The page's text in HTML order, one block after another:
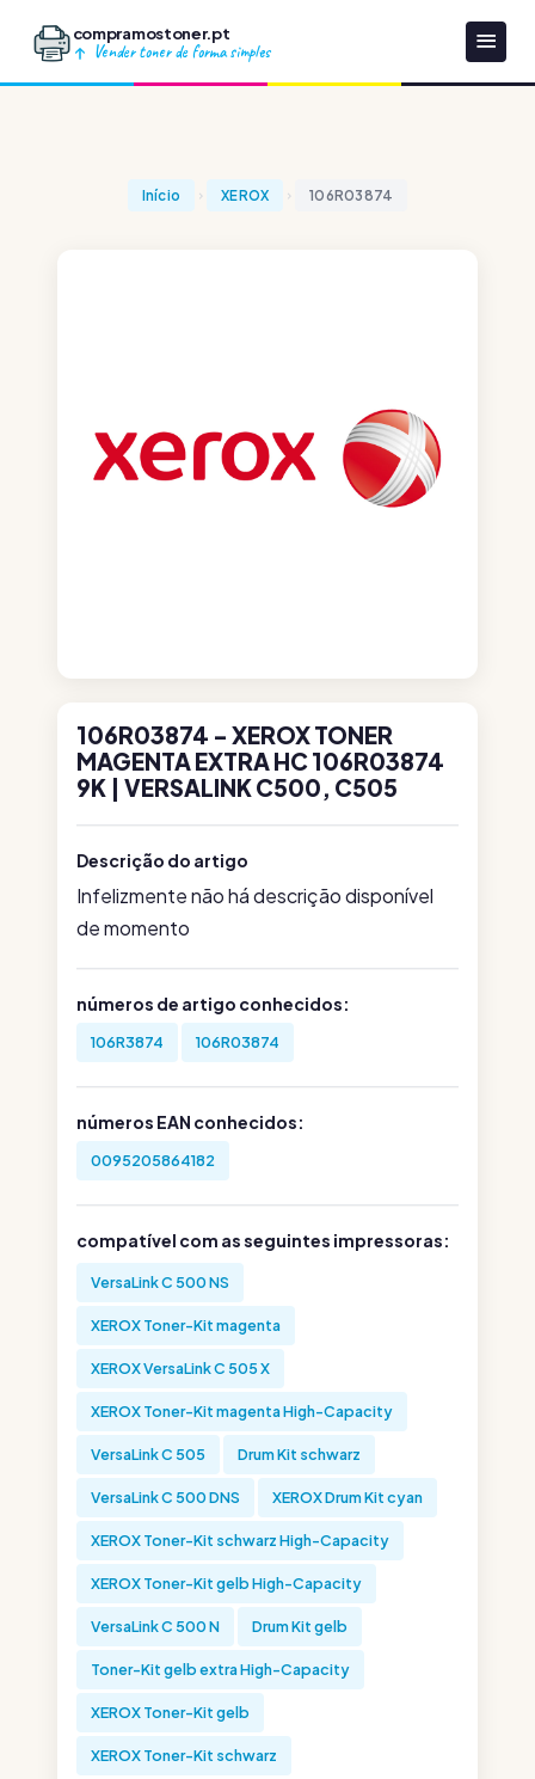
compramostoner.pt
Vender toner de forma simples
Início XEROX 106R03874
106R03874 - XEROX TONER
MAGENTA EXTRA HC 106R03874
9K | VERSALINK C500, C505
Descrição do artigo
Infelizmente não há descrição disponível
de momento
números de artigo conhecidos:
106R3874 106R03874
números EAN conhecidos:
0095205864182
compatível com as seguintes impressoras:
VersaLink C 500 NS
XEROX Toner-Kit magenta
XEROX VersaLink C 505 X
XEROX Toner-Kit magenta High-Capacity
VersaLink C 505 Drum Kit schwarz
VersaLink C 500 DNS XEROX Drum Kit cyan
XEROX Toner-Kit schwarz High-Capacity
XEROX Toner-Kit gelb High-Capacity
VersaLink C 500 N Drum Kit gelb
Toner-Kit gelb extra High-Capacity
XEROX Toner-Kit gelb
XEROX Toner-Kit schwarz